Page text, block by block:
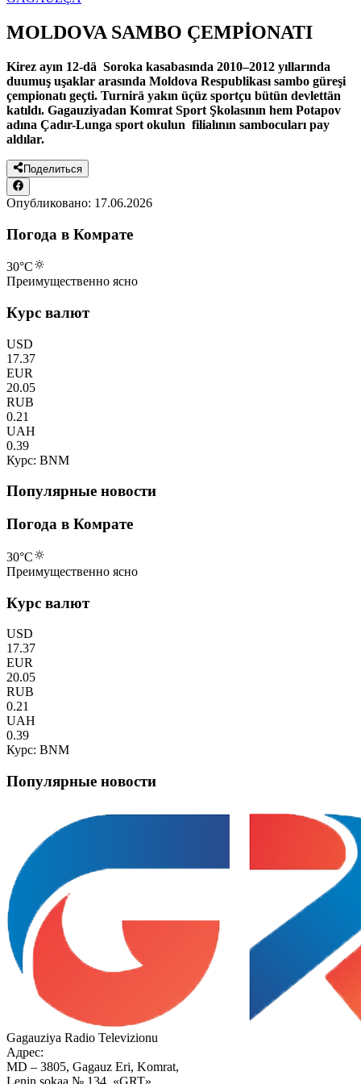
MOLDOVA SAMBO ÇEMPİONATI
Kirez ayın 12-dä Soroka kasabasında 2010–2012 yıllarında
duumuş uşaklar arasında Moldova Respublikası sambo güreşi
çempionatı geçti. Turnirä yakın üçüz sportçu bütün devlettän
katıldı. Gagauziyadan Komrat Sport Şkolasının hem Potapov
adına Çadır-Lunga sport okulun filialının sambocuları pay
aldılar.
Поделиться
Опубликовано: 17.06.2026
Погода в Комрате
30°C
Преимущественно ясно
Курс валют
USD
17.37
EUR
20.05
RUB
0.21
UAH
0.39
Курс: BNM
Популярные новости
Погода в Комрате
30°C
Преимущественно ясно
Курс валют
USD
17.37
EUR
20.05
RUB
0.21
UAH
0.39
Курс: BNM
Популярные новости
Gagauziya Radio Televizionu
Адрес:
MD – 3805, Gagauz Eri, Komrat,
Lenin sokaa № 134, «GRT»